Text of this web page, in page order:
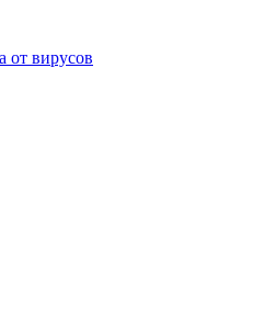
от вирусов